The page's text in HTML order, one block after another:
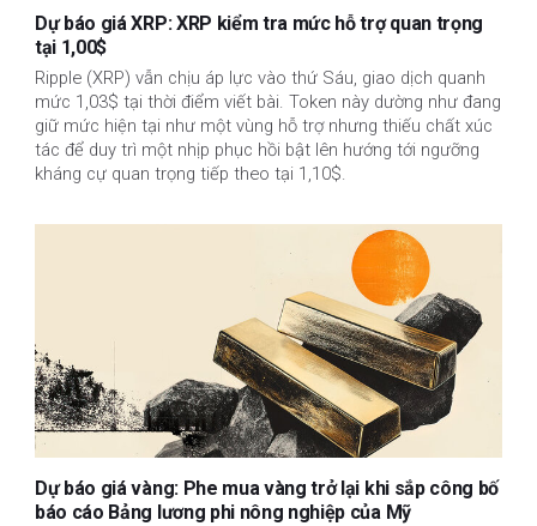
Dự báo giá XRP: XRP kiểm tra mức hỗ trợ quan trọng
tại 1,00$
Ripple (XRP) vẫn chịu áp lực vào thứ Sáu, giao dịch quanh
mức 1,03$ tại thời điểm viết bài. Token này dường như đang
giữ mức hiện tại như một vùng hỗ trợ nhưng thiếu chất xúc
tác để duy trì một nhịp phục hồi bật lên hướng tới ngưỡng
kháng cự quan trọng tiếp theo tại 1,10$.
Dự báo giá vàng: Phe mua vàng trở lại khi sắp công bố
báo cáo Bảng lương phi nông nghiệp của Mỹ